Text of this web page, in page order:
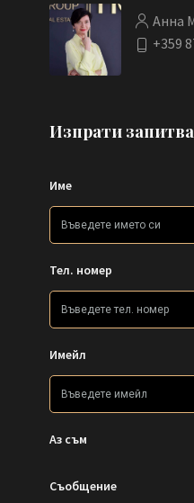
Анна
+359
Изпрати
Име
Тел. номер
Имейл
Аз съм
Съобщение